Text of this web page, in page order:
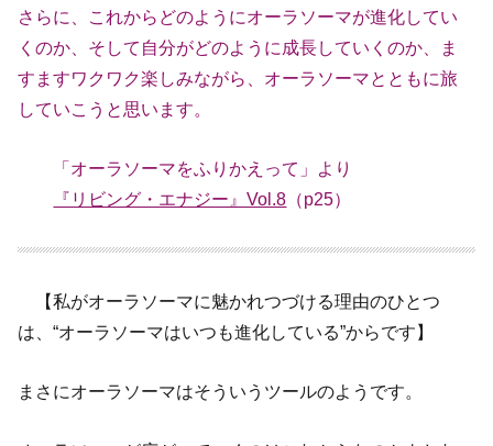
さらに、これからどのようにオーラソーマが進化してい
くのか、そして自分がどのように成長していくのか、ま
すますワクワク楽しみながら、オーラソーマとともに旅
していこうと思います。
「オーラソーマをふりかえって」より
『リビング・エナジー』Vol.8 （p25）
【私がオーラソーマに魅かれつづける理由のひとつ
は、“オーラソーマはいつも進化している”からです】
まさにオーラソーマはそういうツールのようです。